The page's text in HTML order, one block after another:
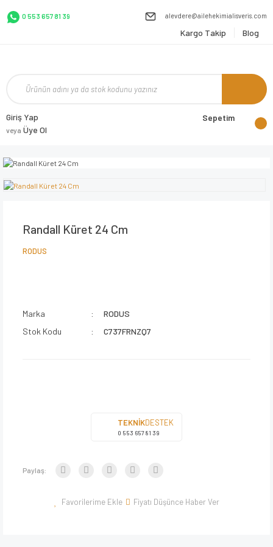
0 553 657 81 39 alevdere@ailehekimialisveris.com
Kargo Takip Blog
Giriş Yap
veya Üye Ol
Sepetim
Randall Küret 24 Cm
RODUS
Marka
RODUS
Stok Kodu
C737FRNZQ7
TEKNİKDESTEK
0 553 657 81 39
Paylaş:
Fiyatı Düşünce Haber Ver